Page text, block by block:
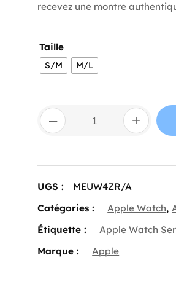
recevez une montre
Taille
S/M M/L
–
quantité
de
Apple
11 GPS 46mm Jet
Black
Aluminium
Case
with
Black
Sport
Band
+
UGS :
MEUW4ZR/A
Catégories :
Apple Watch,
Étiquette :
Apple Watch
Marque :
Apple